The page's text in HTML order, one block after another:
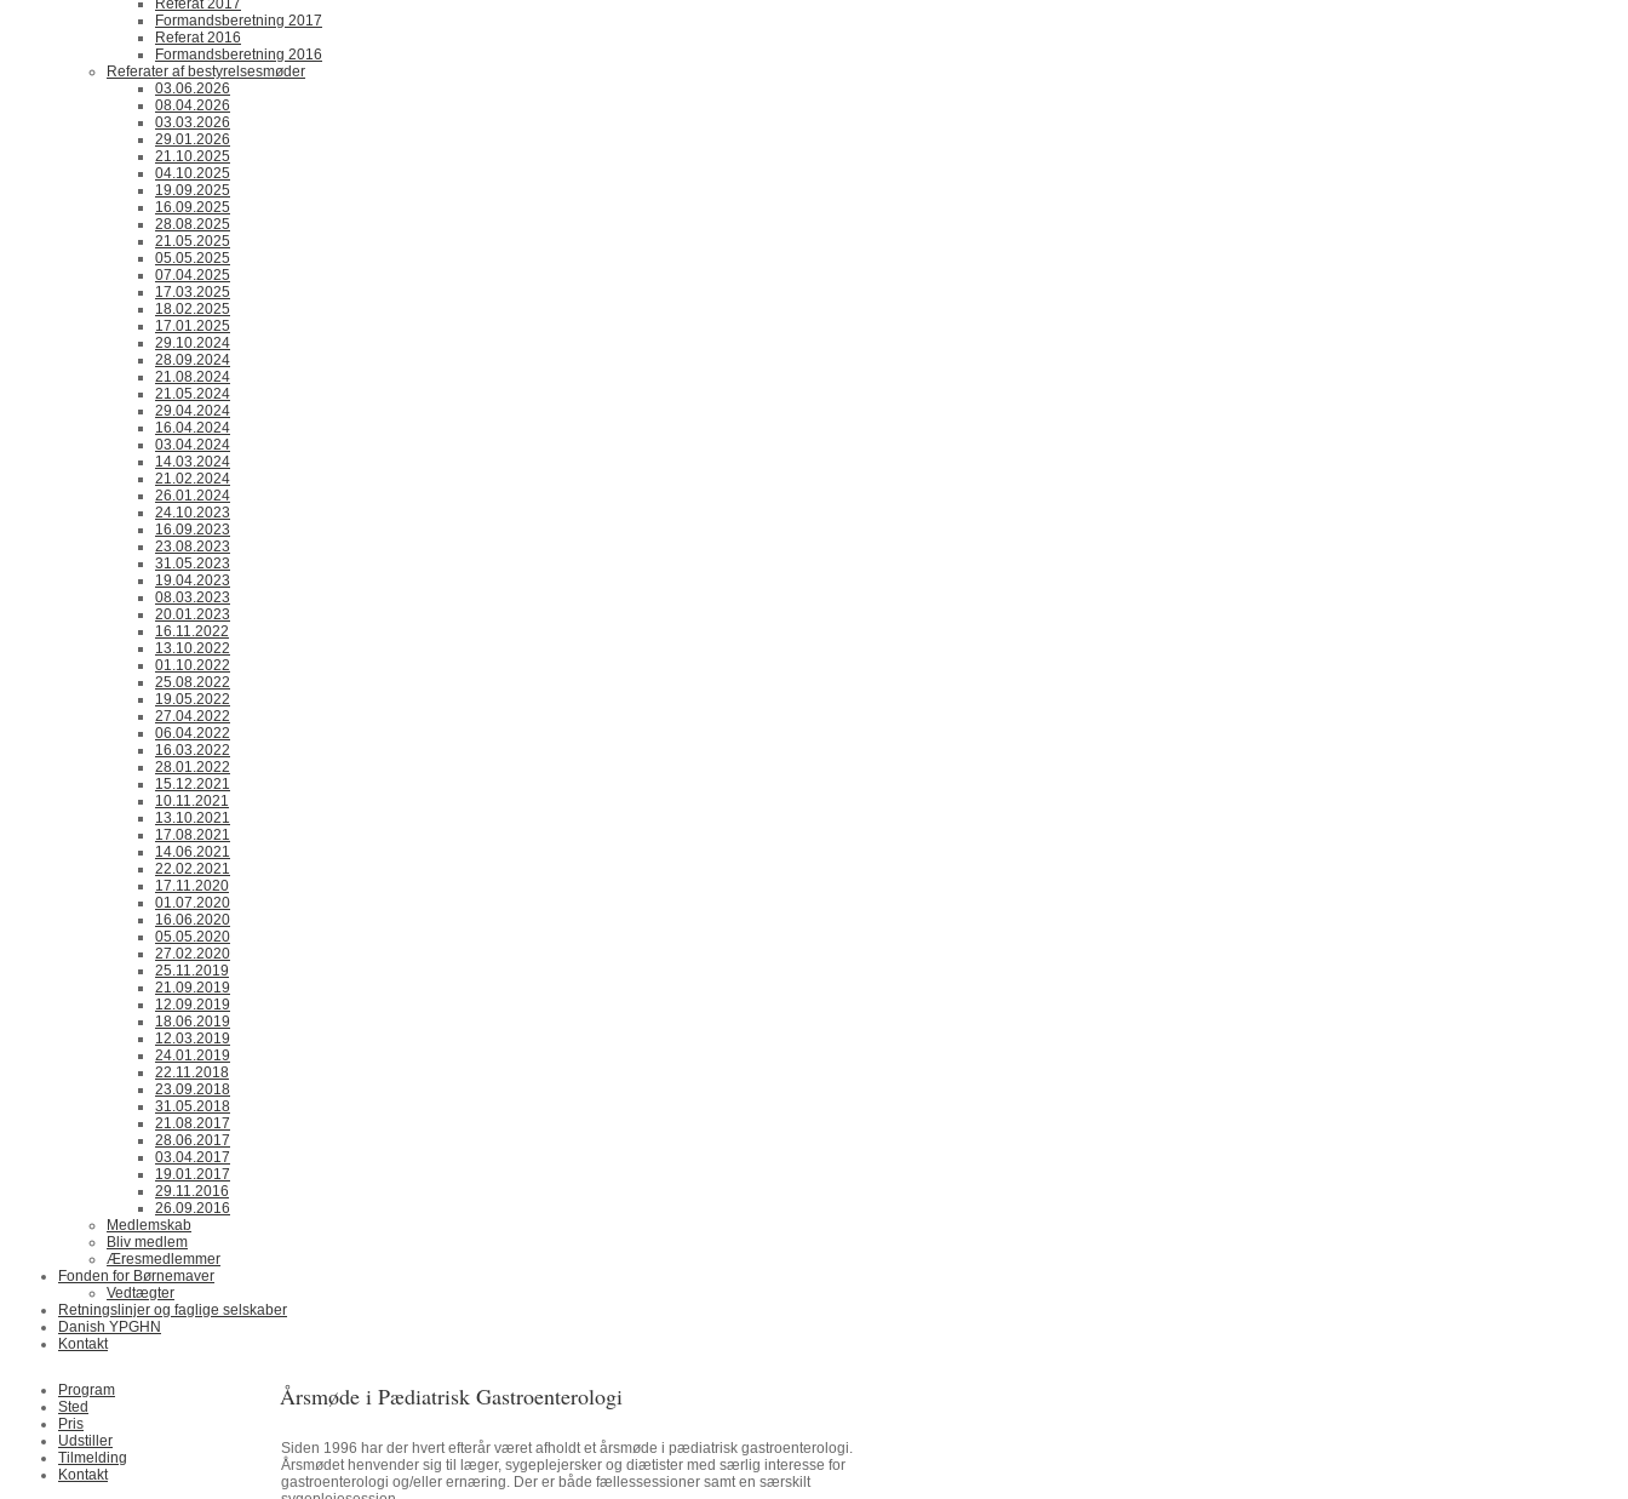
Referat 2017
Formandsberetning 2017
Referat 2016
Formandsberetning 2016
Referater af bestyrelsesmøder
03.06.2026
08.04.2026
03.03.2026
29.01.2026
21.10.2025
04.10.2025
19.09.2025
16.09.2025
28.08.2025
21.05.2025
05.05.2025
07.04.2025
17.03.2025
18.02.2025
17.01.2025
29.10.2024
28.09.2024
21.08.2024
21.05.2024
29.04.2024
16.04.2024
03.04.2024
14.03.2024
21.02.2024
26.01.2024
24.10.2023
16.09.2023
23.08.2023
31.05.2023
19.04.2023
08.03.2023
20.01.2023
16.11.2022
13.10.2022
01.10.2022
25.08.2022
19.05.2022
27.04.2022
06.04.2022
16.03.2022
28.01.2022
15.12.2021
10.11.2021
13.10.2021
17.08.2021
14.06.2021
22.02.2021
17.11.2020
01.07.2020
16.06.2020
05.05.2020
27.02.2020
25.11.2019
21.09.2019
12.09.2019
18.06.2019
12.03.2019
24.01.2019
22.11.2018
23.09.2018
31.05.2018
21.08.2017
28.06.2017
03.04.2017
19.01.2017
29.11.2016
26.09.2016
Medlemskab
Bliv medlem
Æresmedlemmer
Fonden for Børnemaver
Vedtægter
Retningslinjer og faglige selskaber
Danish YPGHN
Kontakt
Program
Sted
Pris
Udstiller
Tilmelding
Kontakt
Årsmøde i Pædiatrisk Gastroenterologi
Siden 1996 har der hvert efterår været afholdt et årsmøde i pædiatrisk gastroenterologi.
Årsmødet henvender sig til læger, sygeplejersker og diætister med særlig interesse for
gastroenterologi og/eller ernæring. Der er både fællessessioner samt en særskilt